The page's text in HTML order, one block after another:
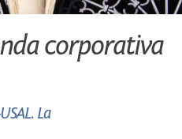
corporativa
La